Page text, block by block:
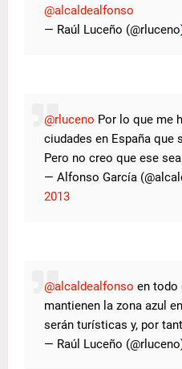
@alcaldealfonso
— Raúl Luceño
@rluceno Por lo que me
ciudades en España que
Pero no creo que ese
— Alfonso García
2013
@alcaldealfonso en todo
mantienen la zona azul
serán turísticas y, por
— Raúl Luceño